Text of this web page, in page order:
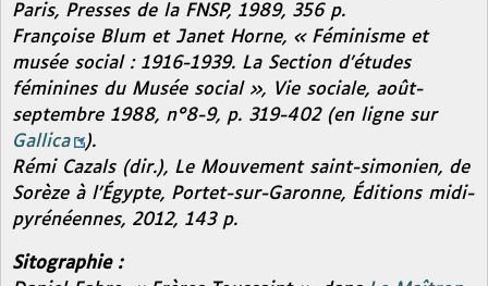
Paris, Presses de la FNSP, 1989, 356 p.
Françoise Blum et Janet Horne, « Féminisme et
musée social : 1916-1939. La Section d’études
féminines du Musée social », Vie sociale, août-
septembre 1988, n°8-9, p. 319-402 (en ligne sur
Gallica
).
Rémi Cazals (dir.), Le Mouvement saint-simonien, de
Sorèze à l’Égypte, Portet-sur-Garonne, Éditions midi-
pyrénéennes, 2012, 143 p.
Sitographie :